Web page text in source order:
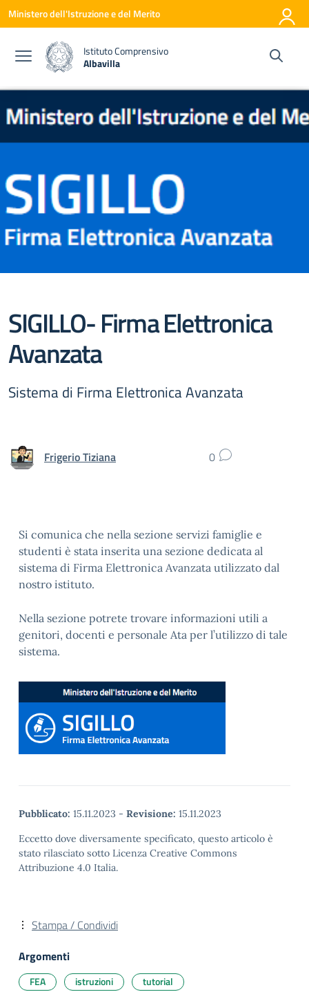
Vai ai contenuti
Vai al menu di navigazione
Vai al footer
Ministero dell'Istruzione e del Merito
Istituto Comprensivo
Albavilla
SIGILLO- Firma Elettronica
Avanzata
Sistema di Firma Elettronica Avanzata
Frigerio Tiziana 0
Si comunica che nella sezione servizi famiglie e
studenti è stata inserita una sezione dedicata al
sistema di Firma Elettronica Avanzata utilizzato dal
nostro istituto.
Nella sezione potrete trovare informazioni utili a
genitori, docenti e personale Ata per l’utilizzo di tale
sistema.
Pubblicato: 15.11.2023 - Revisione: 15.11.2023
Eccetto dove diversamente specificato, questo articolo è
stato rilasciato sotto Licenza Creative Commons
Attribuzione 4.0 Italia.
Stampa / Condividi
Argomenti
FEA istruzioni tutorial